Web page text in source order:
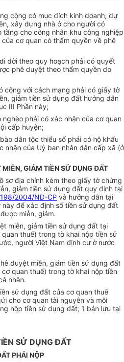
cộng có mục đích kinh doanh; dự
xây dựng nhà ở cho người có
cho công nhân khu công nghiệp
cơ quan có thẩm quyền về phê
dời theo quy hoạch phải có quyết
phê duyệt theo thẩm quyền do
công với cách mạng phải có giấy tờ
giảm tiền sử dụng đất hướng dẫn
III Phần này;
phải có xác nhận của cơ quan
cấp huyện;
dân tộc thiểu số phải có hộ khẩu
nhận của Uỷ ban nhân dân cấp xã (ở
GIẢM TIỀN SỬ DỤNG ĐẤT
sơ địa chính kèm theo giấy tờ chứng
giảm tiền sử dụng đất quy định tại
198/2004/NĐ-CP và hướng dẫn tại
này để xác định số tiền sử dụng đất
miễn, giảm.
miễn, giảm tiền sử dụng đất tại
thuế) trong tờ khai nộp tiền sử
người Việt Nam định cư ở nước
duyệt miễn, giảm tiền sử dụng đất
quan thuế) trong tờ khai nộp tiền
nhân.
sử dụng đất của cơ quan thuế
cho cơ quan tài nguyên và môi
nộp tiền sử dụng đất; 1 bản lưu tại
SỬ DỤNG ĐẤT
PHẢI NỘP